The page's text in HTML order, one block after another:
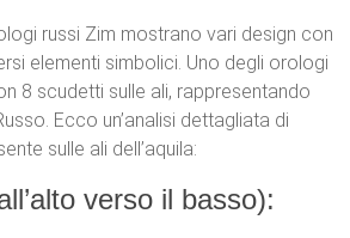
russi Zim mostrano vari design con
elementi simbolici. Uno degli orologi
8 scudetti sulle ali, rappresentando
Ecco un’analisi dettagliata di
sulle ali dell’aquila:
verso il basso):